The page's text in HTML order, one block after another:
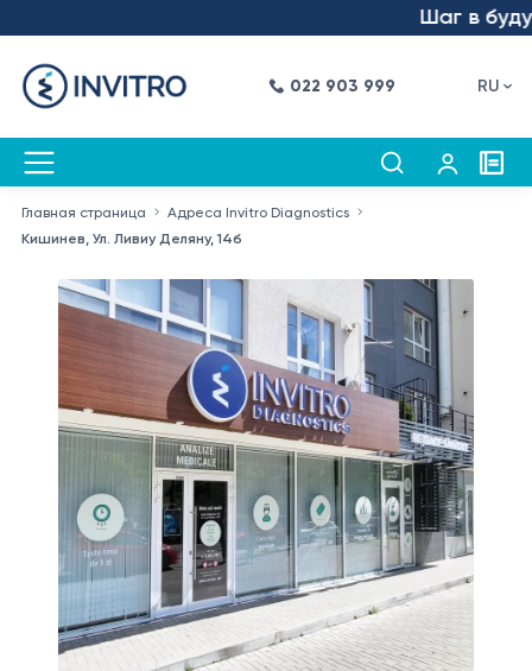
Шаг в будущее
022 903 999 RU
Главная страница
Адреса Invitro Diagnostics
Кишинев, Ул. Ливиу Деляну, 14б